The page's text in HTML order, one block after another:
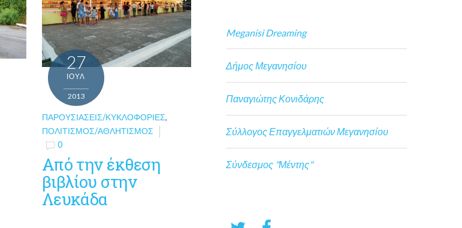
27
ΙΟΎΛ
2013
ΠΑΡΟΥΣΙΆΣΕΙΣ/ΚΥΚΛΟΦΟΡΊΕΣ,
ΠΟΛΙΤΙΣΜΌΣ/ΑΘΛΗΤΙΣΜΌΣ
0
Από την έκθεση
βιβλίου στην
Λευκάδα
Meganisi Dreaming
Δήμος Μεγανησίου
Παναγιώτης Κονιδάρης
Σύλλογος Επαγγελματιών Μεγανησίου
Σύνδεσμος "Μέντης"